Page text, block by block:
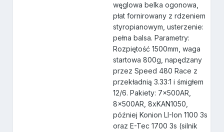
węglowa belka ogonowa,
płat fornirowany z rdzeniem
styropianowym, usterzenie:
pełna balsa. Parametry:
Rozpiętość 1500mm, waga
startowa 800g, napędzany
przez Speed 480 Race z
przekładnią 3.33:1 i śmigłem
12/6. Pakiety: 7x500AR,
8x500AR, 8xKAN1050,
później Konion LI-Ion 1100 3s
oraz E-Tec 1700 3s (silnik